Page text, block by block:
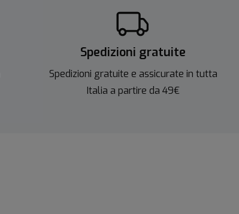
Spedizioni gratuite
Spedizioni gratuite e assicurate in tutta
Italia a partire da 49€